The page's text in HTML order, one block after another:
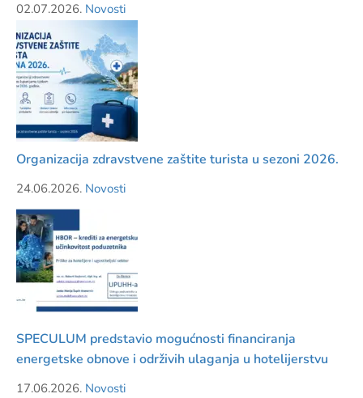
02.07.2026. Novosti
Organizacija zdravstvene zaštite turista u sezoni 2026.
24.06.2026. Novosti
SPECULUM predstavio mogućnosti financiranja
energetske obnove i održivih ulaganja u hotelijerstvu
17.06.2026. Novosti